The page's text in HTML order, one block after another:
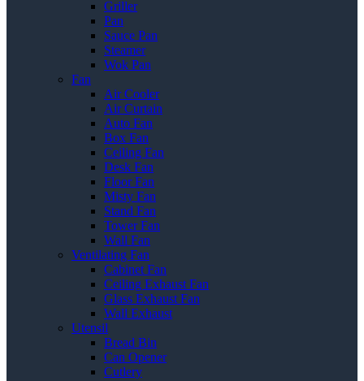
Griller
Pan
Sauce Pan
Steamer
Wok Pan
Fan
Air Cooler
Air Curtain
Auto Fan
Box Fan
Ceiling Fan
Desk Fan
Floor Fan
Misty Fan
Stand Fan
Tower Fan
Wall Fan
Ventilating Fan
Cabinet Fan
Ceiling Exhaust Fan
Glass Exhaust Fan
Wall Exhaust
Utensil
Bread Bin
Can Opener
Cutlery